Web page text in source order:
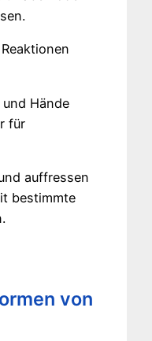
Hände
für
auffressen
bestimmte
von